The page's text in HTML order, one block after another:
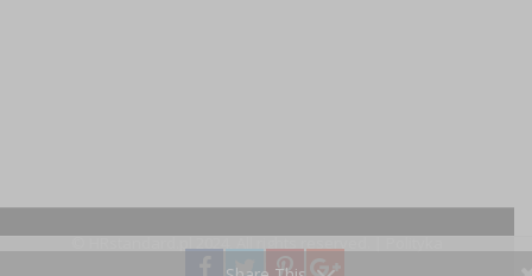
© HRstandard.pl 2024, All rights reserved. |Polityka
prywatności